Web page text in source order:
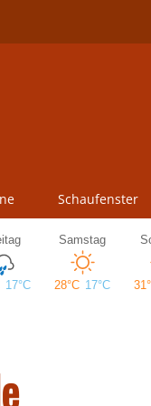
Schaufenster